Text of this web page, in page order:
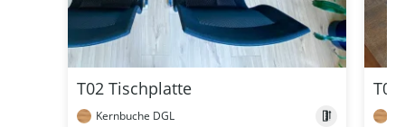
T02 Tischplatte
Kernbuche DGL